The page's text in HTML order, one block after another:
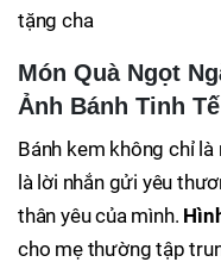
tặng cha
Món Quà Ngọt
Ảnh Bánh Tinh Tế
Bánh kem không chỉ
là lời nhắn gửi yêu
thân yêu của mình.
cho mẹ thường tập